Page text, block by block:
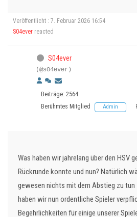
Veröffentlicht : 7. Februar 2026 16:54
S04ever reacted
S04ever
(@s04ever)
Beiträge: 2564
Berühmtes Mitglied Admin
Was haben wir jahrelang über den HSV
Rückrunde konnte und nun? Natürlich
gewesen nichts mit dem Abstieg zu tun
haben wir nun ordentliche Spieler
Begehrlichkeiten für einige unserer